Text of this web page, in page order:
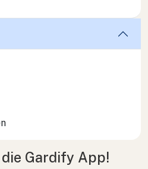
Gardify App!